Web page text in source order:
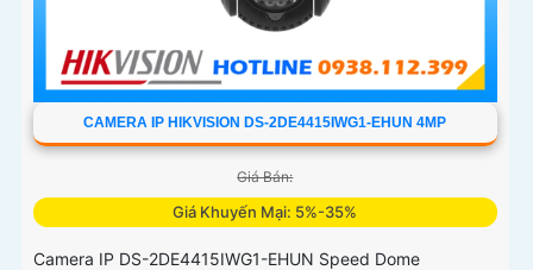
CAMERA IP HIKVISION DS-2DE4415IWG1-EHUN 4MP
Giá Bán:
Giá Khuyến Mại: 5%-35%
Camera IP DS-2DE4415IWG1-EHUN Speed Dome